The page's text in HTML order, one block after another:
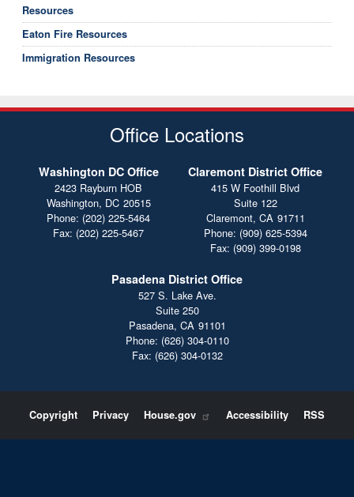
Resources
Eaton Fire Resources
Immigration Resources
Office Locations
Washington DC Office
2423 Rayburn HOB
Washington, DC20515
Phone: (202) 225-5464
Fax: (202) 225-5467
Claremont District Office
415 W Foothill Blvd
Suite 122
Claremont, CA91711
Phone: (909) 625-5394
Fax: (909) 399-0198
Pasadena District Office
527 S. Lake Ave.
Suite 250
Pasadena, CA91101
Phone: (626) 304-0110
Fax: (626) 304-0132
Copyright Privacy House.gov Accessibility RSS